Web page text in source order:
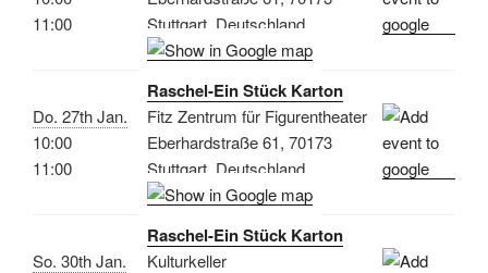
11:00
Stuttgart, Deutschland
Do. 27th Jan.
10:00
11:00
Raschel-Ein Stück Karton
Fitz Zentrum für Figurentheater
Eberhardstraße 61, 70173
Stuttgart, Deutschland
So. 30th Jan.
Raschel-Ein Stück Karton
Kulturkeller